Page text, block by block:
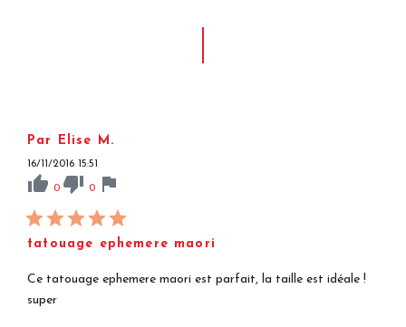
Par Elise M.
16/11/2016 15:51
thumb_up 0 thumb_down 0 flag
tatouage ephemere maori
Ce tatouage ephemere maori est parfait, la taille est idéale !
super